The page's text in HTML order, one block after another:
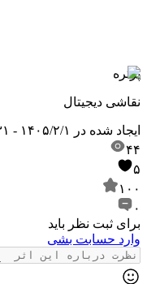
پرتره
نقاشی دیجیتال
ایجاد شده در
۱۴۰۵/۲/۱ - ۵:۳۱
۴۴
۵
۱۰۰
۰
برای ثبت نظر باید
وارد حسابت بشی